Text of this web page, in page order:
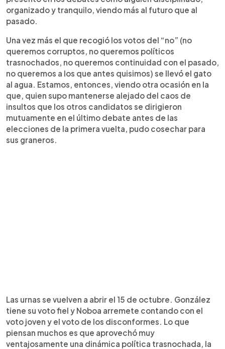
organizado y tranquilo, viendo más al futuro que al
pasado.
Una vez más el que recogió los votos del “no” (no
queremos corruptos, no queremos políticos
trasnochados, no queremos continuidad con el pasado,
no queremos a los que antes quisimos) se llevó el gato
al agua. Estamos, entonces, viendo otra ocasión en la
que, quien supo mantenerse alejado del caos de
insultos que los otros candidatos se dirigieron
mutuamente en el último debate antes de las
elecciones de la primera vuelta, pudo cosechar para
sus graneros.
Las urnas se vuelven a abrir el 15 de octubre. González
tiene su voto fiel y Noboa arremete contando con el
voto joven y el voto de los disconformes. Lo que
piensan muchos es que aprovechó muy
ventajosamente una dinámica política trasnochada, la